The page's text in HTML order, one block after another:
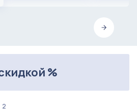
%
2